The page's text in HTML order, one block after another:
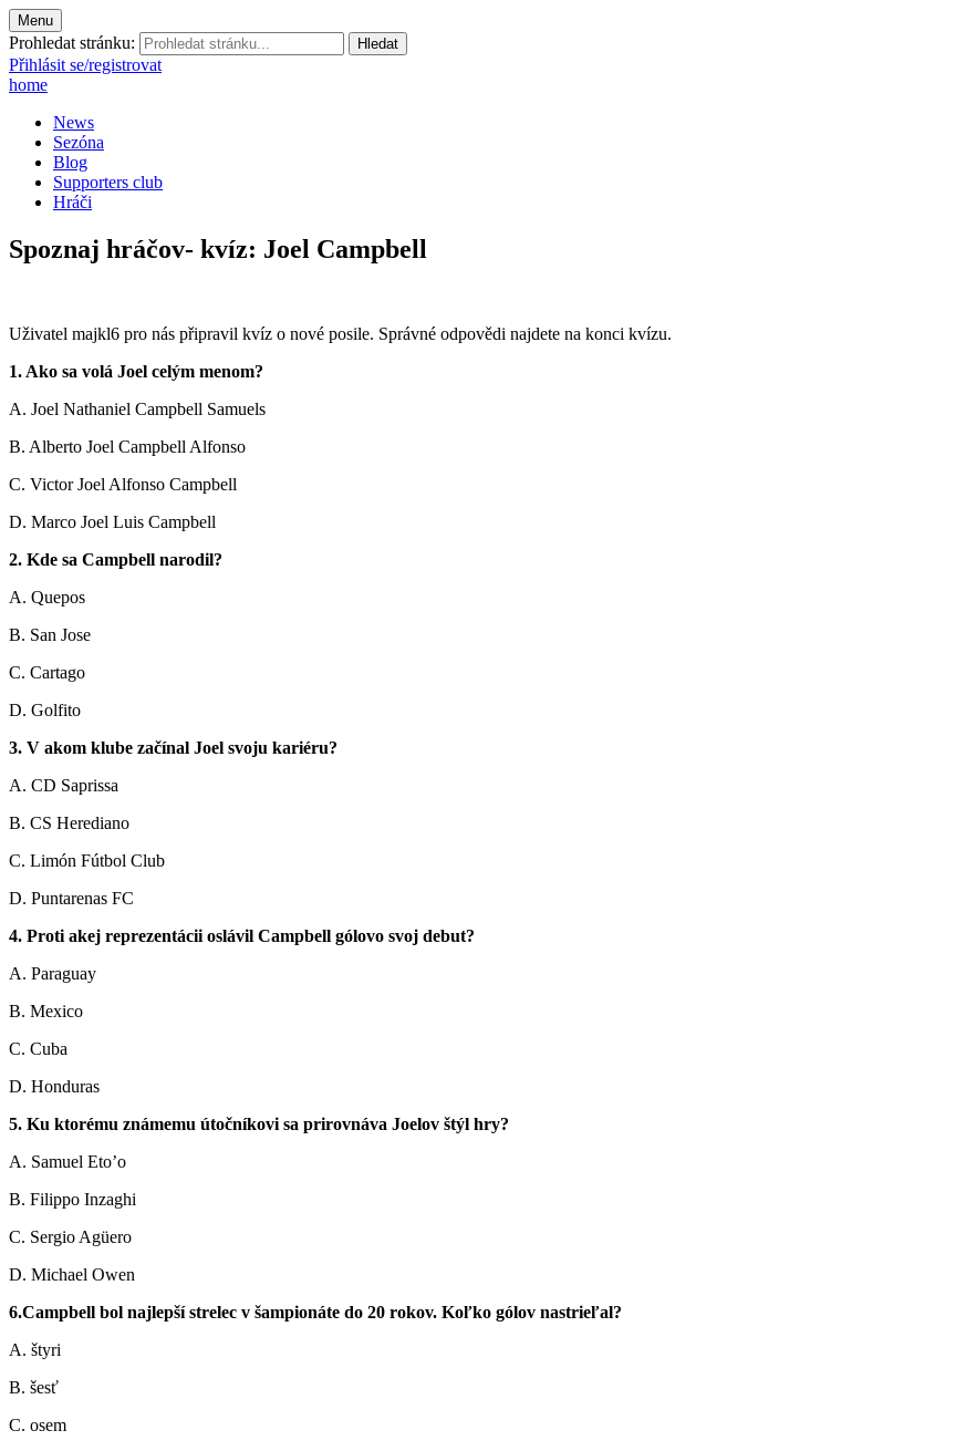
Menu
Prohledat stránku:
Přihlásit se/registrovat
home
News
Sezóna
Blog
Supporters club
Hráči
Spoznaj hráčov- kvíz: Joel Campbell
Uživatel majkl6 pro nás připravil kvíz o nové posile. Správné odpovědi najdete na konci kvízu.
1. Ako sa volá Joel celým menom?
A. Joel Nathaniel Campbell Samuels
B. Alberto Joel Campbell Alfonso
C. Victor Joel Alfonso Campbell
D. Marco Joel Luis Campbell
2. Kde sa Campbell narodil?
A. Quepos
B. San Jose
C. Cartago
D. Golfito
3. V akom klube začínal Joel svoju kariéru?
A. CD Saprissa
B. CS Herediano
C. Limón Fútbol Club
D. Puntarenas FC
4. Proti akej reprezentácii oslávil Campbell gólovo svoj debut?
A. Paraguay
B. Mexico
C. Cuba
D. Honduras
5. Ku ktorému známemu útočníkovi sa prirovnáva Joelov štýl hry?
A. Samuel Eto’o
B. Filippo Inzaghi
C. Sergio Agüero
D. Michael Owen
6.Campbell bol najlepší strelec v šampionáte do 20 rokov. Koľko gólov nastrieľal?
A. štyri
B. šesť
C. osem